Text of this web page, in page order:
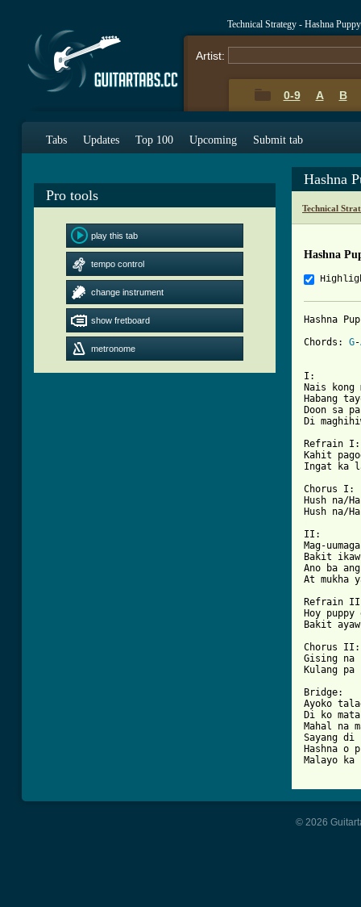
Technical Strategy - Hashna
Artist:
0-9 A B
Tabs Updates Top 100 Upcoming Submit tab
Pro tools
play this tab
tempo control
change instrument
show fretboard
metronome
Hashna
Technical
Hashna
Hashna
G-
I:
Nais kong
Habang
Doon sa
Di
Refrain I:
Kahit
Ingat ka
Chorus I:
Hush na/
II:
Mag-
Bakit
Ano ba
At mukha
Refrain
Hoy
Bakit
Chorus II:
Gising na
Kulang
Bridge:
Ayoko
Di ko
Mahal na
Sayang di
Hashna o
Malayo
© 2026